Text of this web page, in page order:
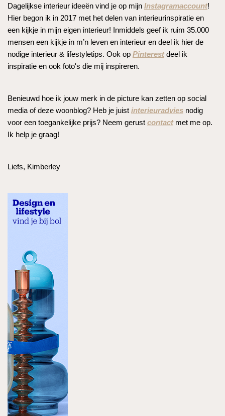
Dagelijkse interieur ideeën vind je op mijn Instagramaccount!
Hier begon ik in 2017 met het delen van interieurinspiratie en
een kijkje in mijn eigen interieur! Inmiddels geef ik ruim 35.000
mensen een kijkje in m’n leven en interieur en deel ik hier de
nodige interieur & lifestyletips. Ook op Pinterestdeel ik
inspiratie en ook foto's die mij inspireren.
Benieuwd hoe ik jouw merk in de picture kan zetten op social
media of deze woonblog? Heb je juist interieuradvies nodig
voor een toegankelijke prijs? Neem gerust contactmet me op.
Ik help je graag!
Liefs, Kimberley